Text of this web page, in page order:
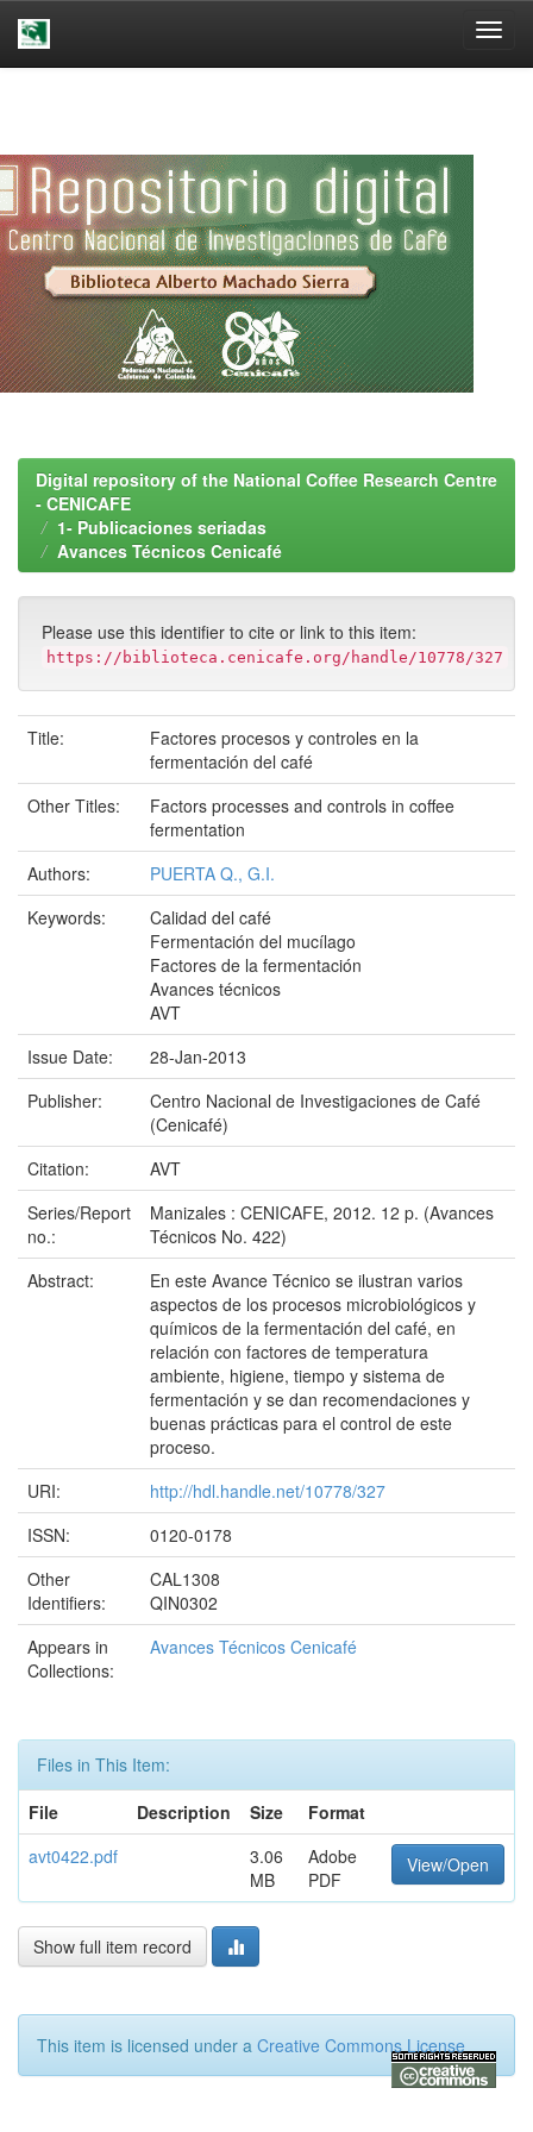
Digital repository of the National Coffee Research Centre
- CENICAFE
1- Publicaciones seriadas
Avances Técnicos Cenicafé
Please use this identifier to cite or link to this item:
https://biblioteca.cenicafe.org/handle/10778/327
Title:
Factores procesos y controles en la
fermentación del café
Other Titles:
Factors processes and controls in coffee
fermentation
Authors:
PUERTA Q., G.I.
Keywords:
Calidad del café
Fermentación del mucílago
Factores de la fermentación
Avances técnicos
AVT
Issue Date:
28-Jan-2013
Publisher:
Centro Nacional de Investigaciones de Café
(Cenicafé)
Citation:
AVT
Series/Report
no.:
Manizales : CENICAFE, 2012. 12 p. (Avances
Técnicos No. 422)
Abstract:
En este Avance Técnico se ilustran varios
aspectos de los procesos microbiológicos y
químicos de la fermentación del café, en
relación con factores de temperatura
ambiente, higiene, tiempo y sistema de
fermentación y se dan recomendaciones y
buenas prácticas para el control de este
proceso.
URI:
http://hdl.handle.net/10778/327
ISSN:
0120-0178
Other
Identifiers:
CAL1308
QIN0302
Appears in
Collections:
Avances Técnicos Cenicafé
Files in This Item:
File
Description Size
Format
avt0422.pdf
3.06
MB
Adobe
PDF
View/Open
Show full item record
This item is licensed under a Creative Commons License